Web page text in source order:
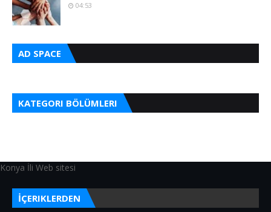
04:53
AD SPACE
KATEGORI BÖLÜMLERI
Konya İli Web sitesi
İÇERIKLERDEN